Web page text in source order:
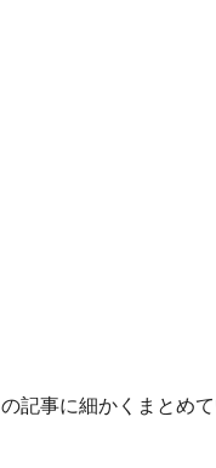
の記事に細かくまとめて